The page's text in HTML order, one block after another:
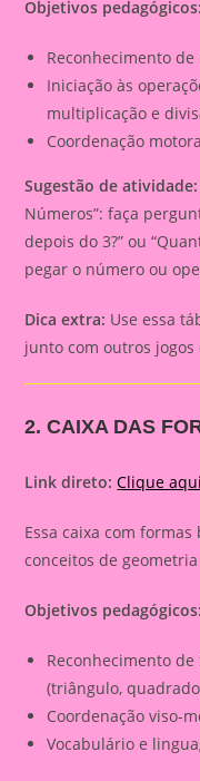
Objetivos pedagógicos:
Reconhecimento
Iniciação às
multiplicação e
Coordenação
Sugestão de atividade:
Números”: faça
depois do 3?” ou
pegar o número ou
Dica extra: Use essa
junto com outros
2. CAIXA DAS
Link direto: Clique
Essa caixa com
conceitos de
Objetivos pedagógicos:
Reconhecimento
(triângulo,
Coordenação viso-
Vocabulário e